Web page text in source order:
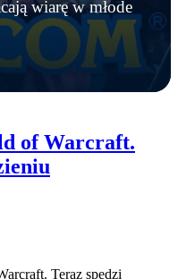
wiarę w młode
„Vice City”.
Rockstar oficjalnie
multiplayerów.
wiarę w młode
of Warcraft.